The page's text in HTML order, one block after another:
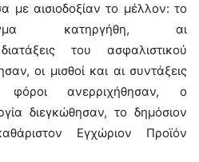
με αισιοδοξίαν το μέλλον: το
κατηργήθη, αι
του ασφαλιστικού
οι μισθοί και αι συντάξεις
φόροι ανερριχήθησαν, ο
διεγκώθησαν, το δημόσιον
Εγχώριον Προϊόν